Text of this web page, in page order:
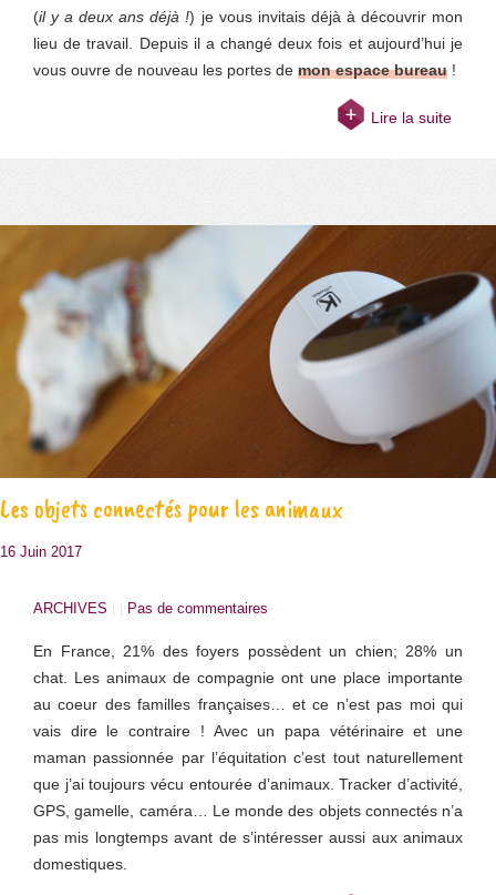
(il y a deux ans déjà !) je vous invitais déjà à découvrir mon
lieu de travail. Depuis il a changé deux fois et aujourd’hui je
vous ouvre de nouveau les portes de mon espace bureau !
Lire la suite
Les objets connectés pour les animaux
16 Juin 2017
ARCHIVES Pas de commentaires
En France, 21% des foyers possèdent un chien; 28% un
chat. Les animaux de compagnie ont une place importante
au coeur des familles françaises… et ce n’est pas moi qui
vais dire le contraire ! Avec un papa vétérinaire et une
maman passionnée par l’équitation c’est tout naturellement
que j’ai toujours vécu entourée d’animaux. Tracker d’activité,
GPS, gamelle, caméra… Le monde des objets connectés n’a
pas mis longtemps avant de s’intéresser aussi aux animaux
domestiques.